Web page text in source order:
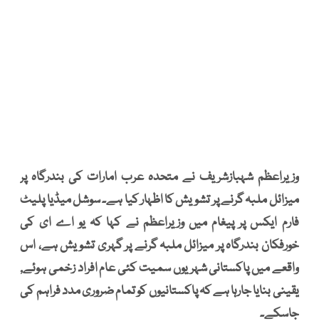
وزیراعظم شہبازشریف نے متحدہ عرب امارات کی بندرگاہ پر
میزائل ملبہ گرنے پر تشویش کا اظہار کیا ہے۔ سوشل میڈیا پلیٹ
فارم ایکس پر پیغام میں وزیراعظم نے کہا کہ یو اے ای کی
خورفکان بندرگاہ پر میزائل ملبہ گرنے پر گہری تشویش ہے، اس
واقعے میں پاکستانی شہریوں سمیت کئی عام افراد زخمی ہوئے,
یقینی بنایا جارہا ہے کہ پاکستانیوں کو تمام ضروری مدد فراہم کی
جاسکے۔